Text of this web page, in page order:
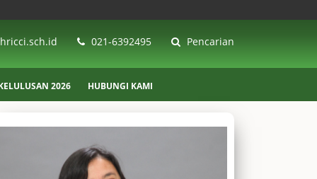
021-6392495 Pencarian
2026 HUBUNGI KAMI